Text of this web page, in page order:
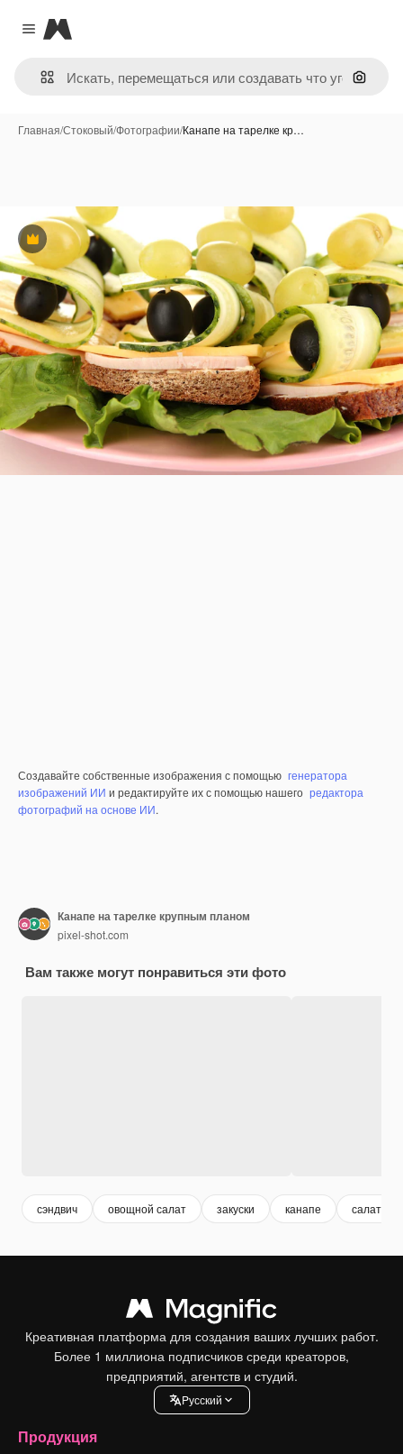
Close menu
Magnific
Поиск
Главная/Стоковый/Фотографии/Канапе на тарелке кр…
Премиум
Создавайте собственные изображения с помощью генератора
изображений ИИ и редактируйте их с помощью нашего редактора
фотографий на основе ИИ.
Канапе на тарелке крупным планом
pixel-shot.com
Вам также могут понравиться эти фото
сэндвич овощной салат закуски канапе салат
Креативная платформа для создания ваших лучших работ.
Более 1 миллиона подписчиков среди креаторов,
предприятий, агентств и студий.
Pусский
Продукция